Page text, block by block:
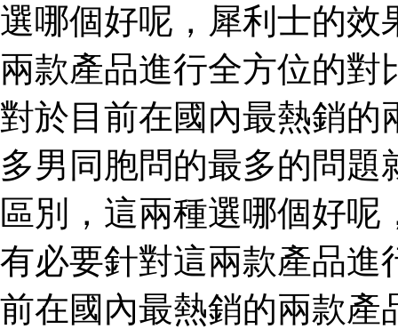
選哪個好呢，犀利士的效
兩款產品進行全方位的
對於目前在國內最熱銷的
多男同胞問的最多的問
區別，這兩種選哪個好呢
有必要針對這兩款產品進
前在國內最熱銷的兩款產